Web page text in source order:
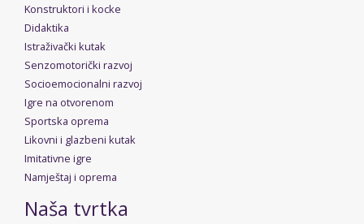
Konstruktori i kocke
Didaktika
Istraživački kutak
Senzomotorički razvoj
Socioemocionalni razvoj
Igre na otvorenom
Sportska oprema
Likovni i glazbeni kutak
Imitativne igre
Namještaj i oprema
Naša tvrtka